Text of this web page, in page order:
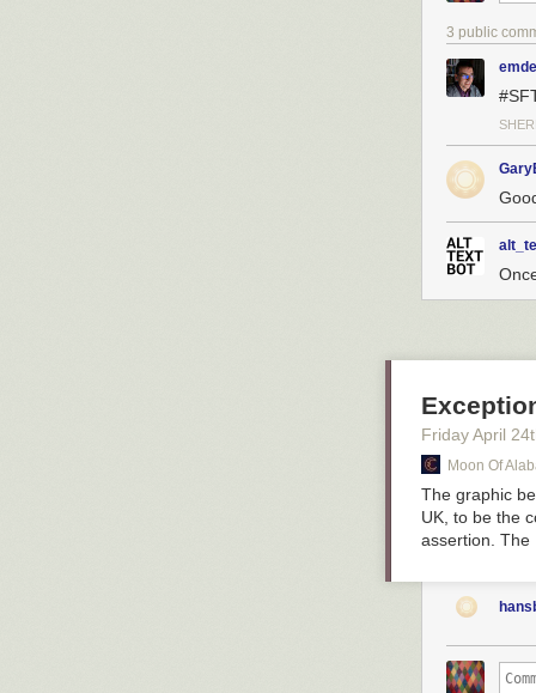
3 public
Friday April 24
Moon Of
The graphic
UK, to be the
assertion. The